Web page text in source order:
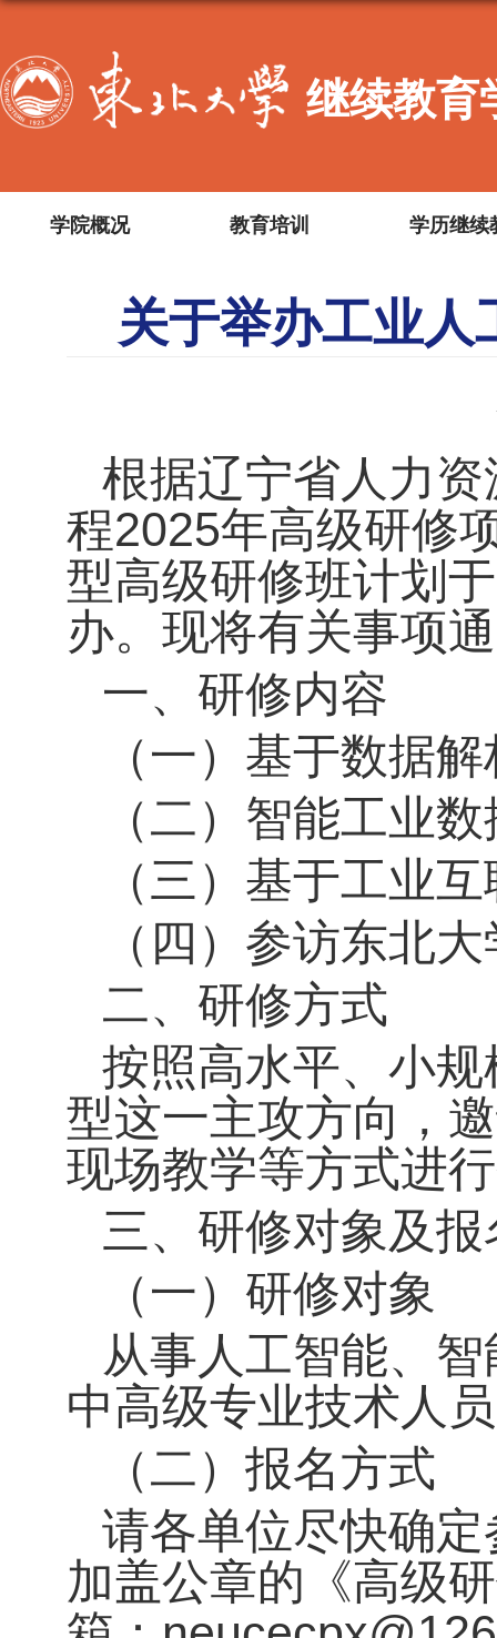
继续教育
学院概况 教育培训 学历继续
关于举办工业人
根据辽宁省人力
程2025年高级研修
型高级研修班计划
办。现将有关事项
一、研修内容
（一）基于数据
（二）智能工业
（三）基于工业
（四）参访东北
二、研修方式
按照高水平、小
型这一主攻方向，
现场教学等方式进
三、研修对象及
（一）研修对象
从事人工智能、
中高级专业技术人
（二）报名方式
请各单位尽快确
加盖公章的《高级